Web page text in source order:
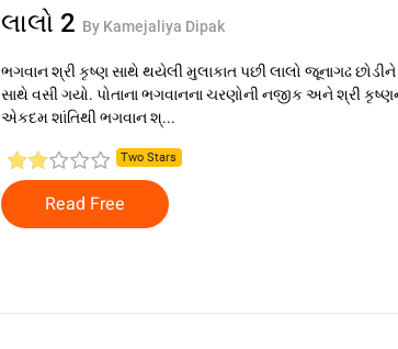
લાલો 2 By Kamejaliya Dipak
ભગવાન શ્રી કૃષ્ણ સાથે થયેલી મુલાકાત પછી લાલો જૂનાગઢ છોડીને
સાથે વસી ગયો. પોતાના ભગવાનના ચરણોની નજીક અને શ્રી
એકદમ શાંતિથી ભગવાન શ્...
Two Stars
Read Free